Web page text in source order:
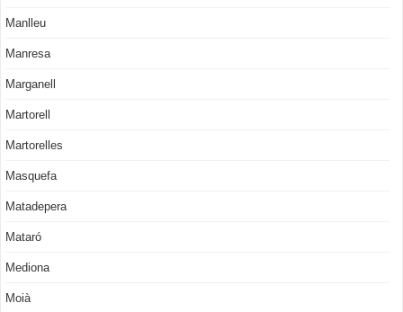
Manlleu
Manresa
Marganell
Martorell
Martorelles
Masquefa
Matadepera
Mataró
Mediona
Moià